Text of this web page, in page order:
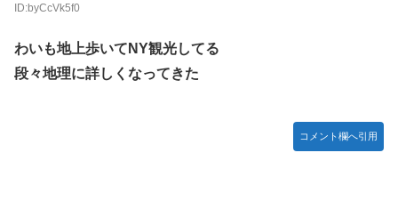
ID:byCcVk5f0
わいも地上歩いてNY観光してる
段々地理に詳しくなってきた
コメント欄へ引用